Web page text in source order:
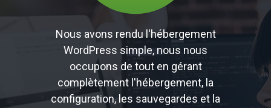
Nous avons rendu l'hébergement
WordPress simple, nous nous
occupons de tout en gérant
complètement l'hébergement, la
configuration, les sauvegardes et la